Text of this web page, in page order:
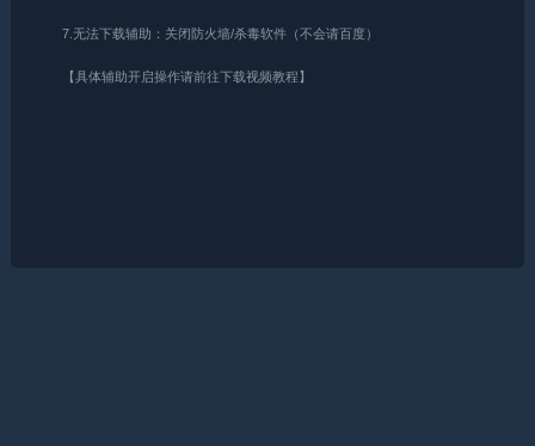
7.无法下载辅助：关闭防火墙/杀毒软件（不会请百度）
【具体辅助开启操作请前往下载视频教程】